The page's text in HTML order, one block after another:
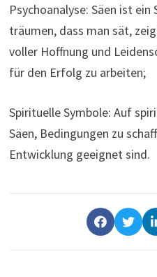
Psychoanalyse: Säen ist
träumen, dass man sät,
voller Hoffnung und
für den Erfolg zu arbeiten;
Spirituelle Symbole: Auf
Säen, Bedingungen zu
Entwicklung geeignet sind.